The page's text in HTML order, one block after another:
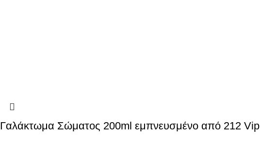
Γαλάκτωμα Σώματος 200ml εμπνευσμένο από 212 Vip